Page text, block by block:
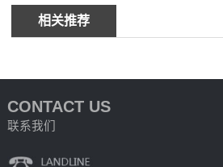
相关推荐
CONTACT US
联系我们